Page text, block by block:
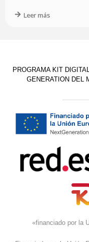
Leer más
PROGRAMA KIT
GENERATION DEL
«financiado por la